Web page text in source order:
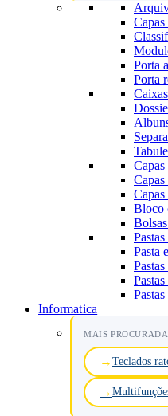
Capas
Porta
Porta
Bloco
Pasta
Informatica
MAIS
Teclados